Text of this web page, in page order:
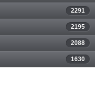
2291
2195
2088
1630